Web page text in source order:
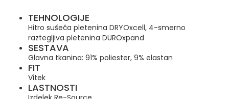
TEHNOLOGIJE
Hitro sušeča pletenina DRYOxcell, 4-smerno
raztegljiva pletenina DUROxpand
SESTAVA
Glavna tkanina: 91% poliester, 9% elastan
FIT
Vitek
LASTNOSTI